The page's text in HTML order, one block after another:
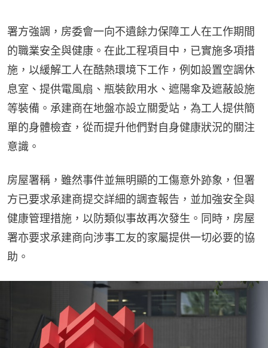
署方強調，房委會一向不遺餘力保障工人在工作期間
的職業安全與健康。在此工程項目中，已實施多項措
施，以緩解工人在酷熱環境下工作，例如設置空調休
息室、提供電風扇、瓶裝飲用水、遮陽傘及遮蔽設施
等裝備。承建商在地盤亦設立關愛站，為工人提供簡
單的身體檢查，從而提升他們對自身健康狀況的關注
意識。
房屋署稱，雖然事件並無明顯的工傷意外跡象，但署
方已要求承建商提交詳細的調查報告，並加強安全與
健康管理措施，以防類似事故再次發生。同時，房屋
署亦要求承建商向涉事工友的家屬提供一切必要的協
助。